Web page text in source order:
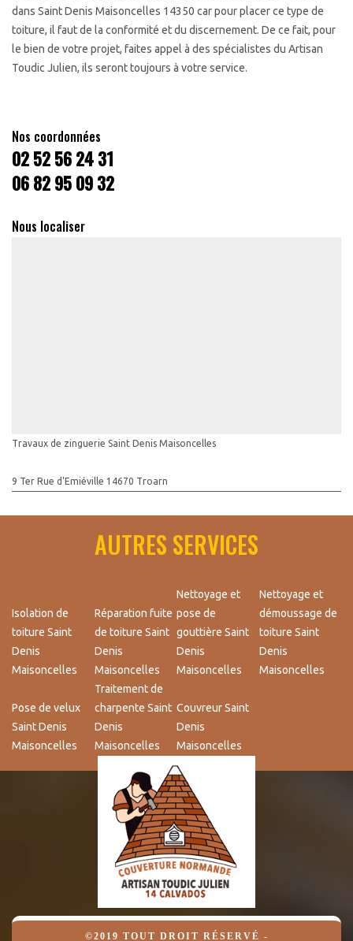
dans Saint Denis Maisoncelles 14350 car pour placer ce type de
toiture, il faut de la conformité et du discernement. De ce fait, pour
le bien de votre projet, faites appel à des spécialistes du Artisan
Toudic Julien, ils seront toujours à votre service.
Nos coordonnées
02 52 56 24 31
06 82 95 09 32
Nous localiser
Travaux de zinguerie Saint Denis Maisoncelles
9 Ter Rue d'Emiéville 14670 Troarn
AUTRES SERVICES
Isolation de
toiture Saint
Denis
Maisoncelles
Réparation fuite
de toiture Saint
Denis
Maisoncelles
Nettoyage et
pose de
gouttière Saint
Denis
Maisoncelles
Nettoyage et
démoussage de
toiture Saint
Denis
Maisoncelles
Pose de velux
Saint Denis
Maisoncelles
Traitement de
charpente Saint
Denis
Maisoncelles
Couvreur Saint
Denis
Maisoncelles
©2019 TOUT DROIT RÉSERVÉ -